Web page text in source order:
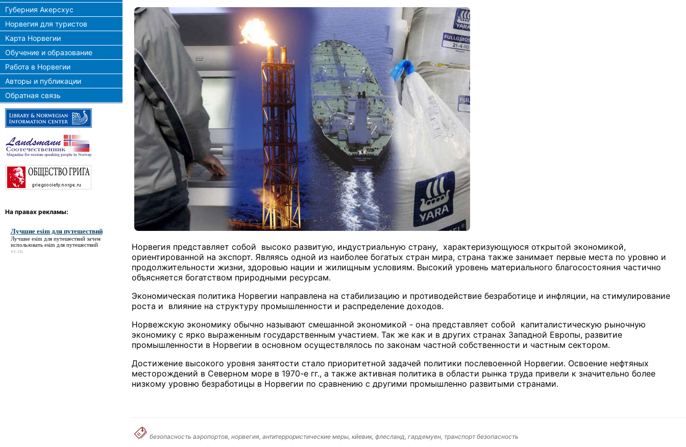
Губерния Акерсхус
Норвегия для туристов
Карта Норвегии
Обучение и образование
Работа в Норвегии
Авторы и публикации
Обратная связь
На правах рекламы:
Лучшие esim для путешествий
Лучшие esim для путешествийзачем
использовать esim для путешествий
vc.ru
Норвегия представляет собой высоко развитую, индустриальную страну, характеризующуюся открытой экономикой,
ориентированной на экспорт. Являясь одной из наиболее богатых стран мира, страна также занимает первые места по уровню и
продолжительности жизни, здоровью нации и жилищным условиям. Высокий уровень материального благосостояния частично
объясняется богатством природными ресурсам.
Экономическая политика Норвегии направлена на стабилизацию и противодействие безработице и инфляции, на стимулирование
роста и влияние на структуру промышленности и распределение доходов.
Норвежскую экономику обычно называют смешанной экономикой - она представляет собой капиталистическую рыночную
экономику с ярко выраженным государственным участием. Так же как и в других странах Западной Европы, развитие
промышленности в Норвегии в основном осуществлялось по законам частной собственности и частным сектором.
Достижение высокого уровня занятости стало приоритетной задачей политики послевоенной Норвегии. Освоение нефтяных
месторождений в Северном море в 1970-е гг., а также активная политика в области рынка труда привели к значительно более
низкому уровню безработицы в Норвегии по сравнению с другими промышленно развитыми странами.
безопасность аэропортов, норвегия, антитеррористические меры, кйевик, флесланд, гардемуен, транспорт безопасность